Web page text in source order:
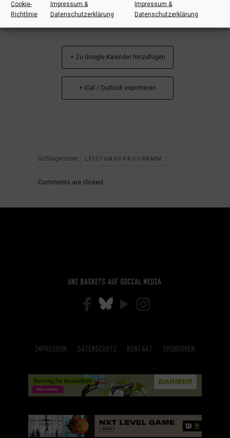
Cookie-
Richtlinie
Impressum &
Datenschutzerklärung
Impressum &
Datenschutzerklärung
+ Zu Google Kalender hinzufügen
+ iCal / Outlook exportieren
Schlagwörter: LEISTUNGSPROGRAMM
Comments are closed.
Uni Baskets auf Social Media
Impressum Datenschutz Kontakt Sponsoren